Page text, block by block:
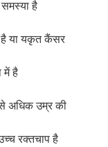
है
है या यकृत कैंसर
में है
अधिक उम्र की
रक्तचाप है